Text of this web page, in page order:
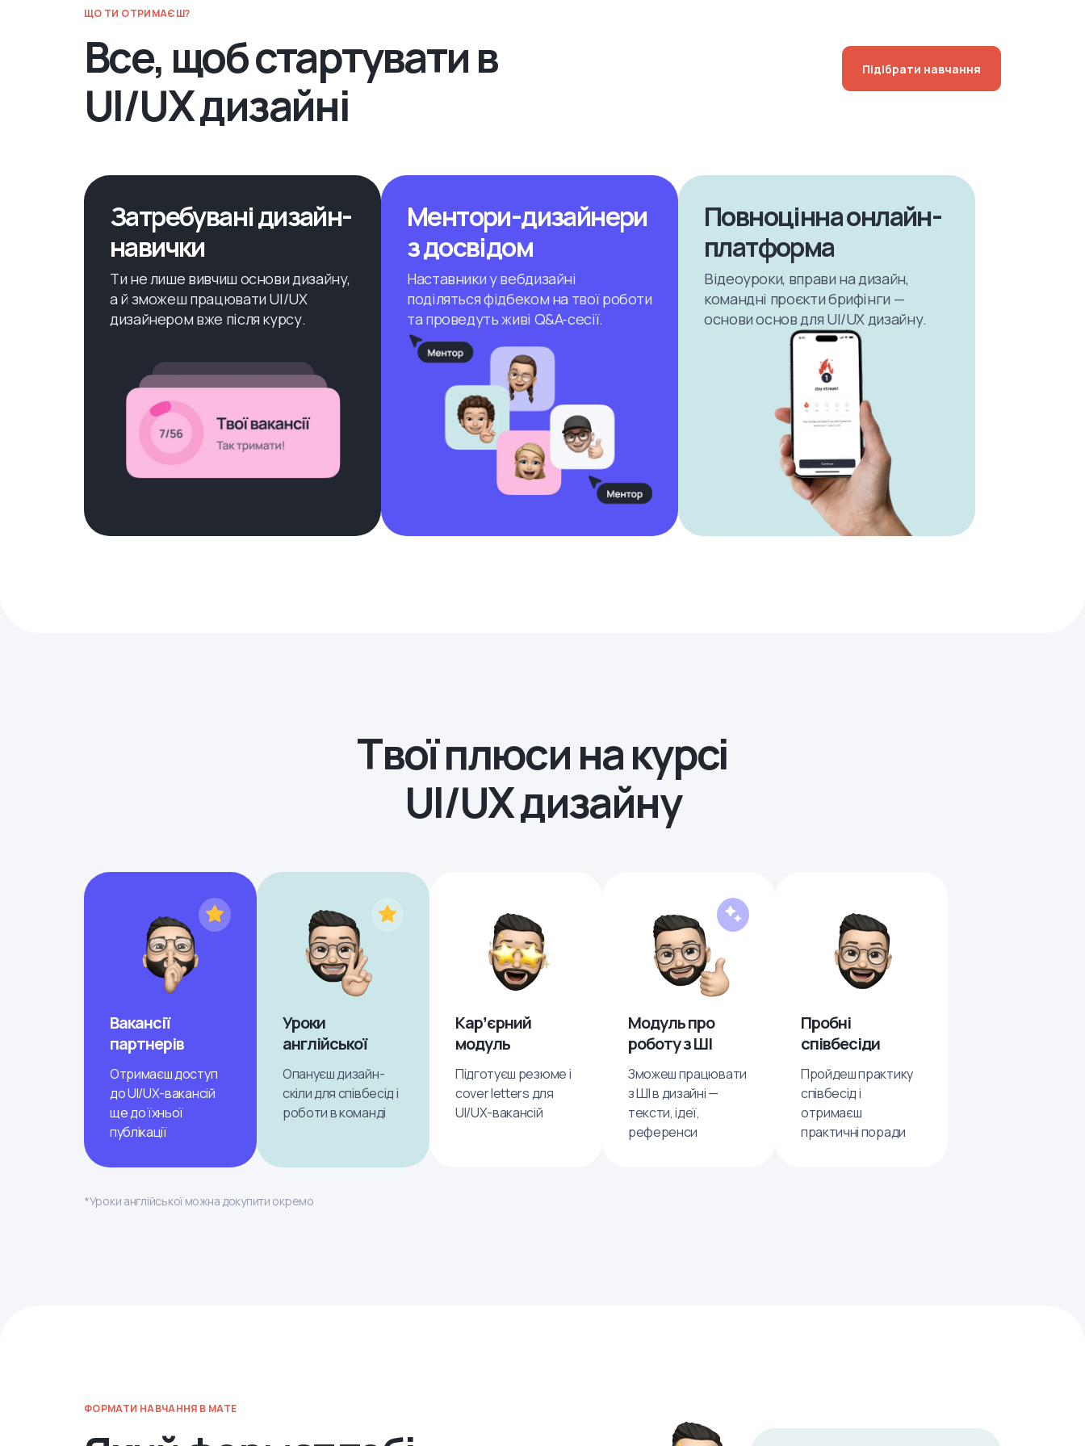
ЩО ТИ ОТРИМАЄШ?
Все, щоб стартувати в
UI/UX дизайні
Підібрати навчання
Затребувані дизайн-
навички
Ти не лише вивчиш основи дизайну,
а й зможеш працювати UI/UX
дизайнером вже після курсу.
Ментори-дизайнери
з досвідом
Наставники у вебдизайні
поділяться фідбеком на твої роботи
та проведуть живі Q&A-сесії.
Повноцінна онлайн-
платформа
Відеоуроки, вправи на дизайн,
командні проєкти брифінги —
основи основ для UI/UX дизайну.
Твої плюси на курсі
UI/UX дизайну
Вакансії
партнерів
Отримаєш доступ
до UI/UX-вакансій
ще до їхньої
публікації
Уроки
англійської
Опануєш дизайн-
скіли для співбесід і
роботи в команді
Карʼєрний
модуль
Підготуєш резюме і
cover letters для
UI/UX-вакансій
Модуль про
роботу з ШІ
Зможеш працювати
з ШІ в дизайні —
тексти, ідеї,
референси
Пробні
співбесіди
Пройдеш практику
співбесід і
отримаєш
практичні поради
*Уроки англійської можна докупити окремо
ФОРМАТИ НАВЧАННЯ В MATE